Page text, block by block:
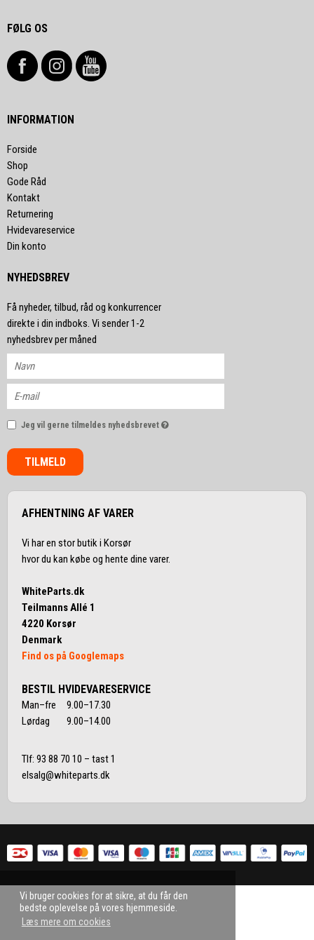
Vi bruger cookies for at sikre, at du får den
bedste oplevelse på vores hjemmeside.
Læs mere om cookies
FØLG OS
INFORMATION
Forside
Shop
Gode Råd
Kontakt
Returnering
Hvidevareservice
Din konto
NYHEDSBREV
Få nyheder, tilbud, råd og konkurrencer
direkte i din indboks. Vi sender 1-2
nyhedsbrev per måned
Jeg vil gerne tilmeldes nyhedsbrevet
TILMELD
AFHENTNING AF VARER
Vi har en stor butik i Korsør
hvor du kan købe og hente dine varer.
WhiteParts.dk
Teilmanns Allé 1
4220 Korsør
Denmark
Find os på Googlemaps
BESTIL HVIDEVARESERVICE
Man–fre 9.00–17.30
Lørdag 9.00–14.00
Tlf: 93 88 70 10 – tast 1
elsalg@whiteparts.dk